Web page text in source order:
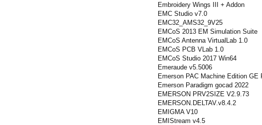
Embroidery Wings III + Addon
EMC Studio v7.0
EMC32_AMS32_9V25
EMCoS 2013 EM Simulation Suite
EMCoS Antenna VirtualLab 1.0
EMCoS PCB VLab 1.0
EMCoS Studio 2017 Win64
Emeraude v5.5006
Emerson PAC Machine Edition GE
Emerson Paradigm gocad 2022
EMERSON PRV2SIZE V2.9.73
EMERSON.DELTAV.v8.4.2
EMIGMA V10
EMIStream v4.5